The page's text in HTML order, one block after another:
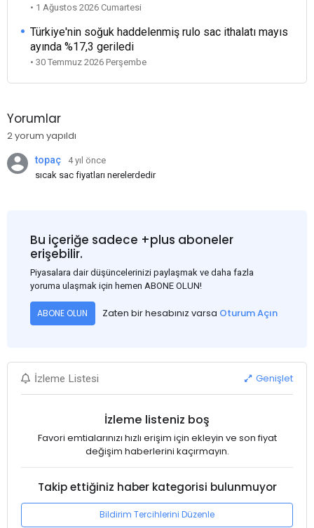
• 1 Ağustos 2026 Cumartesi
Türkiye'nin soğuk haddelenmiş rulo sac ithalatı mayıs
ayında %17,3 geriledi
• 30 Temmuz 2026 Perşembe
Yorumlar
2 yorum yapıldı
topaç
4 yıl önce
sıcak sac fiyatları nerelerdedir
Bu içeriğe sadece +plus aboneler
erişebilir.
Piyasalara dair düşüncelerinizi paylaşmak ve daha fazla
yoruma ulaşmak için hemen ABONE OLUN!
ABONE OLUN Zaten bir hesabınız varsa Oturum Açın
İzleme Listesi Genişlet
İzleme listeniz boş
Favori emtialarınızı hızlı erişim için ekleyin ve son fiyat
değişim haberlerini kaçırmayın.
Takip ettiğiniz haber kategorisi bulunmuyor
Bildirim Tercihlerini Düzenle